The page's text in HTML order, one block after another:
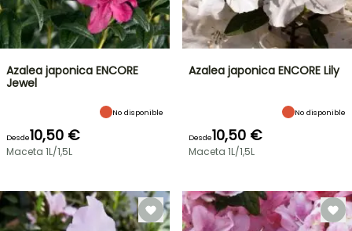
Azalea japonica ENCORE
Jewel
No disponible
Desde10,50 €
Maceta 1L/1,5L
Azalea japonica ENCORE Lily
No disponible
Desde10,50 €
Maceta 1L/1,5L